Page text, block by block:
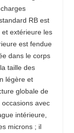
RB est
extérieure les
est fendue
dans le corps
taille des
légère et
globale de
avec
intérieure,
microns ; il